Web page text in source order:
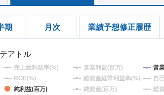
期 月次 業績予想修正履歴
アトル
売上総利益率(%) 営業利益(百万) 営
ROE(%) 総資産経常利益率(%) 自
純利益(百万) 純資産(百万) 総